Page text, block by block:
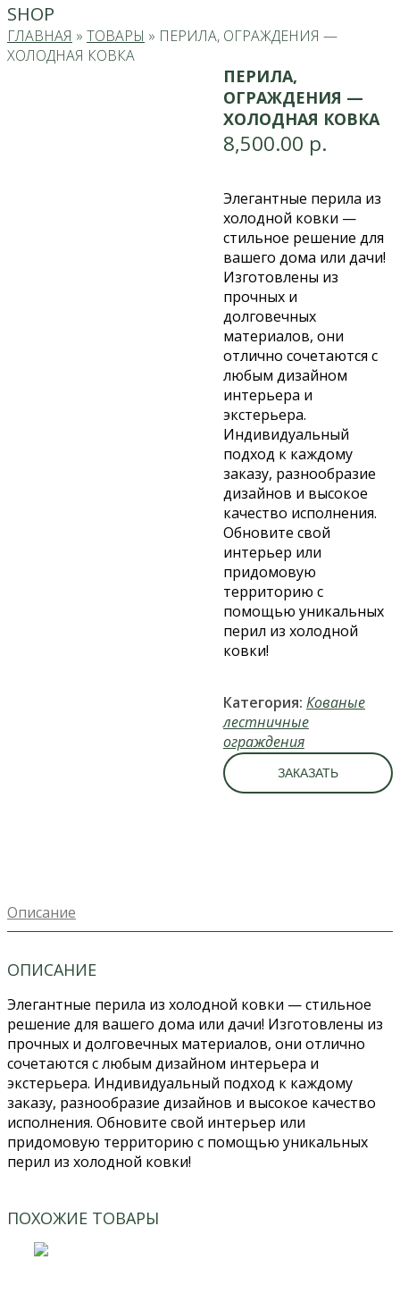
SHOP
ГЛАВНАЯ » ТОВАРЫ » ПЕРИЛА, ОГРАЖДЕНИЯ —
ХОЛОДНАЯ КОВКА
ПЕРИЛА,
ОГРАЖДЕНИЯ —
ХОЛОДНАЯ КОВКА
8,500.00 р.
Элегантные перила из
холодной ковки —
стильное решение для
вашего дома или дачи!
Изготовлены из
прочных и
долговечных
материалов, они
отлично сочетаются с
любым дизайном
интерьера и
экстерьера.
Индивидуальный
подход к каждому
заказу, разнообразие
дизайнов и высокое
качество исполнения.
Обновите свой
интерьер или
придомовую
территорию с
помощью уникальных
перил из холодной
ковки!
Категория: Кованые
лестничные
ограждения
ЗАКАЗАТЬ
Описание
ОПИСАНИЕ
Элегантные перила из холодной ковки — стильное
решение для вашего дома или дачи! Изготовлены из
прочных и долговечных материалов, они отлично
сочетаются с любым дизайном интерьера и
экстерьера. Индивидуальный подход к каждому
заказу, разнообразие дизайнов и высокое качество
исполнения. Обновите свой интерьер или
придомовую территорию с помощью уникальных
перил из холодной ковки!
ПОХОЖИЕ ТОВАРЫ